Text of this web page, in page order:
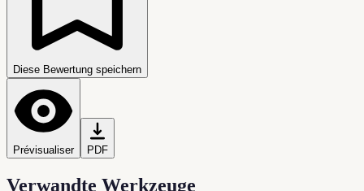
Diese Bewertung speichern
Prévisualiser PDF
Verwandte Werkzeuge